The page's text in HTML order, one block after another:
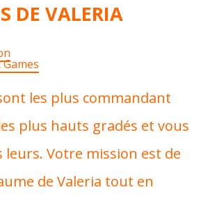
DE VALERIA
les plus commandant
plus hauts gradés et vous
Votre mission est de
de Valeria tout en